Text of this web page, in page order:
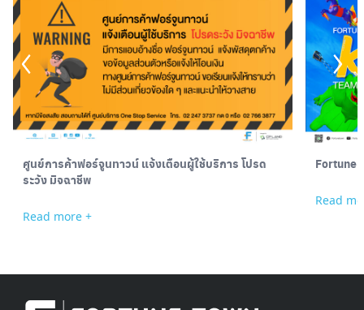
ศูนย์การค้าฟอร์จูนทาวน์ แจ้งเตือนผู้ใช้บริการ โปรด
ระวัง มิจฉาชีพ
Read more +
Fortune
Read